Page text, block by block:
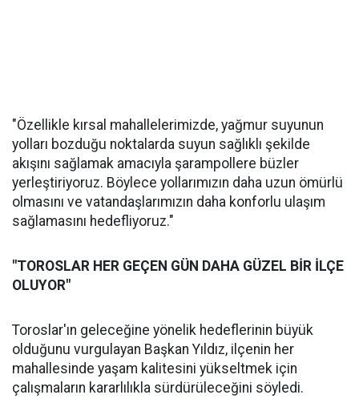
"Özellikle kırsal mahallelerimizde, yağmur suyunun
yolları bozduğu noktalarda suyun sağlıklı şekilde
akışını sağlamak amacıyla şarampollere büzler
yerleştiriyoruz. Böylece yollarımızın daha uzun ömürlü
olmasını ve vatandaşlarımızın daha konforlu ulaşım
sağlamasını hedefliyoruz."
"TOROSLAR HER GEÇEN GÜN DAHA GÜZEL BİR İLÇE
OLUYOR"
Toroslar'ın geleceğine yönelik hedeflerinin büyük
olduğunu vurgulayan Başkan Yıldız, ilçenin her
mahallesinde yaşam kalitesini yükseltmek için
çalışmaların kararlılıkla sürdürüleceğini söyledi.